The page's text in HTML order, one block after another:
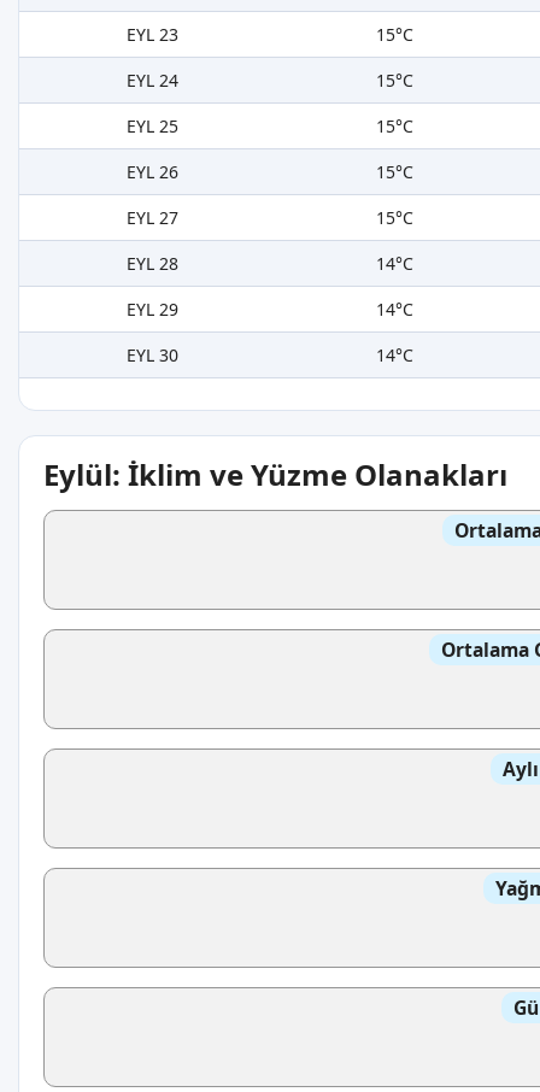
EYL 23
15°C
EYL 24
15°C
EYL 25
15°C
EYL 26
15°C
EYL 27
15°C
EYL 28
14°C
EYL 29
14°C
EYL 30
14°C
Eylül: İklim ve Yüzme Olanakları
Ortalama
Ortalama